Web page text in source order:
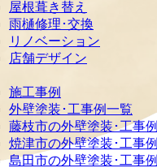
屋根葺き替え
雨樋修理･交換
リノベーション
店舗デザイン
施工事例
外壁塗装･工事例一覧
藤枝市の外壁塗装･工事例
焼津市の外壁塗装･工事例
島田市の外壁塗装･工事例